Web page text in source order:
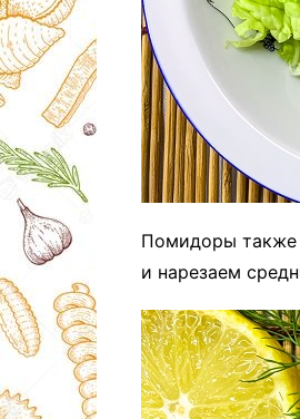
Помидоры также
и нарезаем